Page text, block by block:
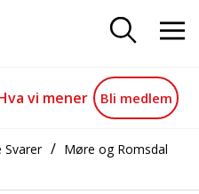
si nei til
vi mener Bli medlem
Svarer
Møre og Romsdal